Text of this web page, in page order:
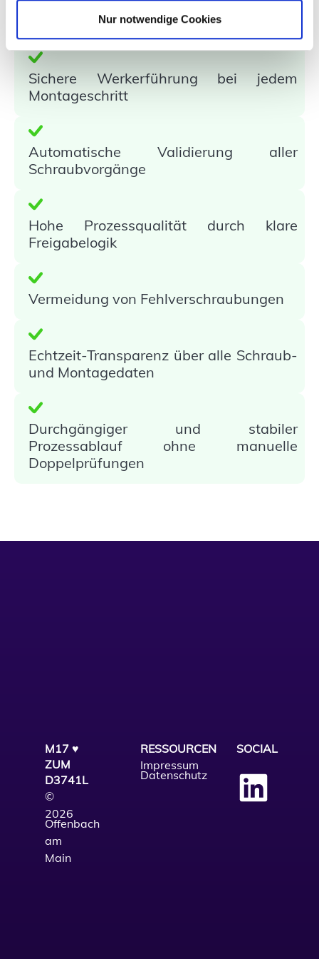
Nur notwendige Cookies
Das Ergebnis
Sichere Werkerführung bei jedem
Montageschritt
Automatische Validierung aller
Schraubvorgänge
Hohe Prozessqualität durch klare
Freigabelogik
Vermeidung von Fehlverschraubungen
Echtzeit-Transparenz über alle Schraub-
und Montagedaten
Durchgängiger und stabiler
Prozessablauf ohne manuelle
Doppelprüfungen
M17 ♥
ZUM
D3741L
©
2026
Offenbach
am
Main
RESSOURCEN
Impressum
Datenschutz
SOCIAL